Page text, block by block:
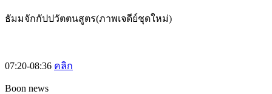
ธัมมจักกัปปวัตตนสูตร(ภาพเจดีย์ชุดใหม่)
07:20-08:36 คลิก
Boon news